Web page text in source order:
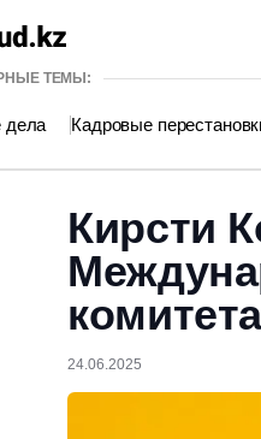
ТЕМЫ:
дела Кадровые
Кирсти
24.06.2025